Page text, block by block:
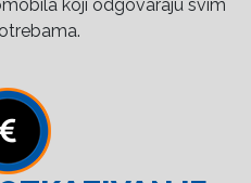
koji odgovaraju svim